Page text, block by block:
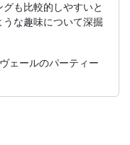
も比較的しやすいと
な趣味について深掘
ェールのパーティー